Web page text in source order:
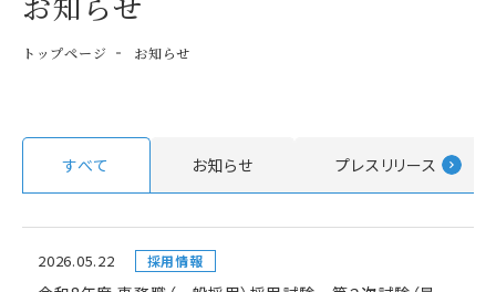
トップページ お知らせ
すべて お知らせ プレスリリース
2026.05.22 採用情報